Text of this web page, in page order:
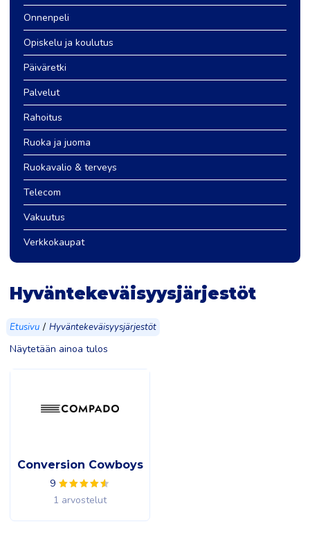
Onnenpeli
Opiskelu ja koulutus
Päiväretki
Palvelut
Rahoitus
Ruoka ja juoma
Ruokavalio & terveys
Telecom
Vakuutus
Verkkokaupat
Hyväntekeväisyysjärjestöt
Etusivu / Hyväntekeväisyysjärjestöt
Näytetään ainoa tulos
Conversion Cowboys
9
1 arvostelut